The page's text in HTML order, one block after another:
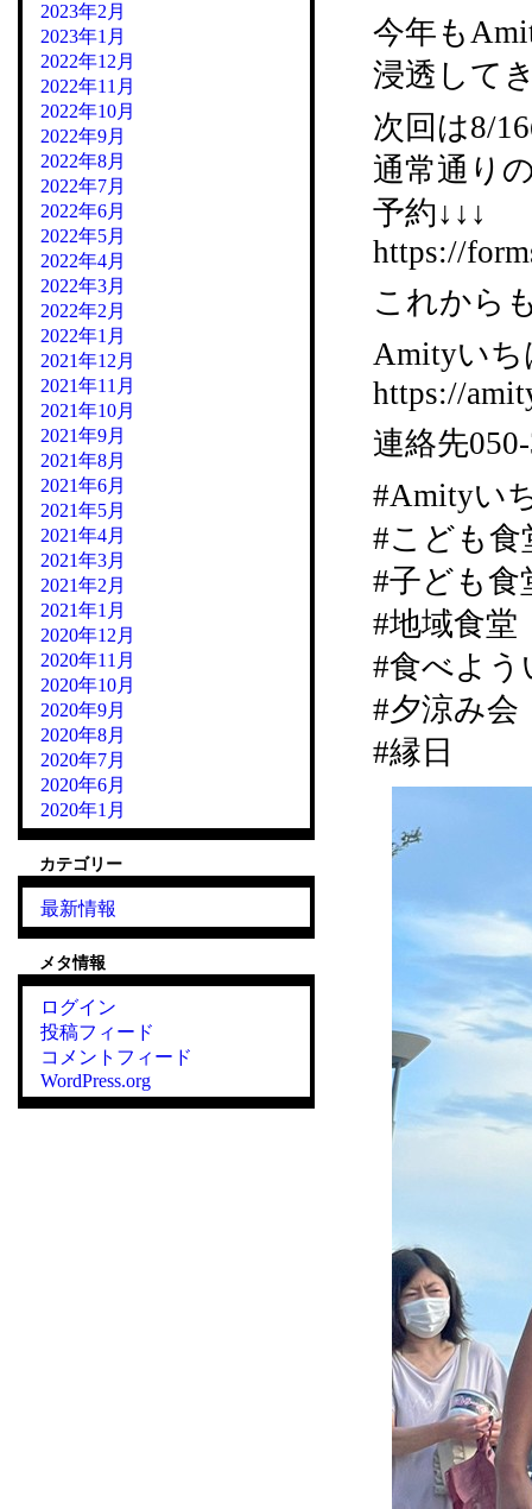
今年も
浸透して
次回は8/
通常通り
予約↓↓↓
https://
これから
Amityいち
https://
連絡先
#Amityい
#こども食
#子ども食
#地域食堂
#食べよう
#夕涼み会
#縁日
2023年2月
2023年1月
2022年12月
2022年11月
2022年10月
2022年9月
2022年8月
2022年7月
2022年6月
2022年5月
2022年4月
2022年3月
2022年2月
2022年1月
2021年12月
2021年11月
2021年10月
2021年9月
2021年8月
2021年6月
2021年5月
2021年4月
2021年3月
2021年2月
2021年1月
2020年12月
2020年11月
2020年10月
2020年9月
2020年8月
2020年7月
2020年6月
2020年1月
カテゴリー
最新情報
メタ情報
ログイン
投稿フィード
コメントフィード
WordPress.org